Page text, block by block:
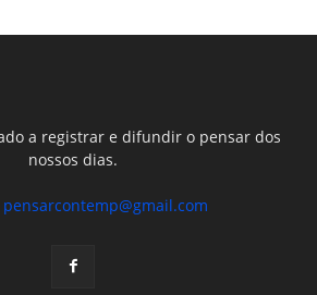
a registrar e difundir o pensar dos
nossos dias.
pensarcontemp@gmail.com